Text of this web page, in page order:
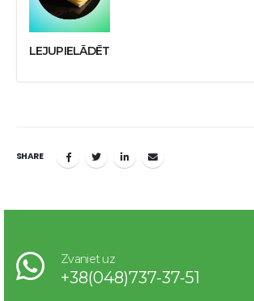
LEJUPIELĀDĒT
SHARE
Zvaniet uz
+38(048)737-37-51